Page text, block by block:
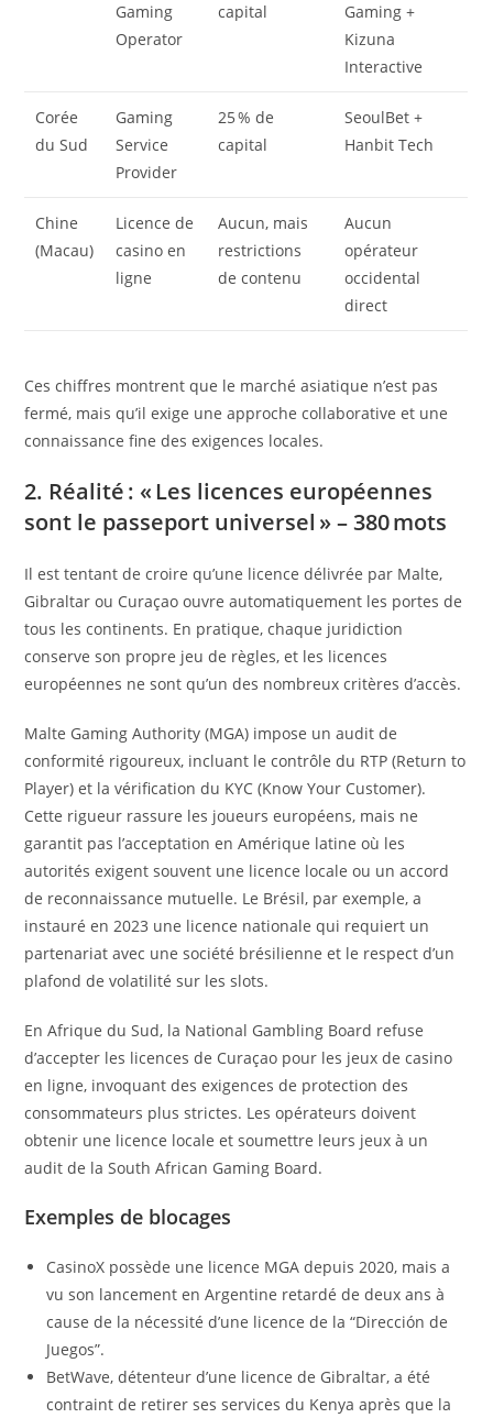
Gaming
Operator
capital
Gaming +
Kizuna
Interactive
Corée
du Sud
Gaming
Service
Provider
25 % de
capital
SeoulBet +
Hanbit Tech
Chine
(Macau)
Licence de
casino en
ligne
Aucun, mais
restrictions
de contenu
Aucun
opérateur
occidental
direct
Ces chiffres montrent que le marché asiatique n’est pas
fermé, mais qu’il exige une approche collaborative et une
connaissance fine des exigences locales.
2. Réalité : « Les licences européennes
sont le passeport universel » – 380 mots
Il est tentant de croire qu’une licence délivrée par Malte,
Gibraltar ou Curaçao ouvre automatiquement les portes de
tous les continents. En pratique, chaque juridiction
conserve son propre jeu de règles, et les licences
européennes ne sont qu’un des nombreux critères d’accès.
Malte Gaming Authority (MGA) impose un audit de
conformité rigoureux, incluant le contrôle du RTP (Return to
Player) et la vérification du KYC (Know Your Customer).
Cette rigueur rassure les joueurs européens, mais ne
garantit pas l’acceptation en Amérique latine où les
autorités exigent souvent une licence locale ou un accord
de reconnaissance mutuelle. Le Brésil, par exemple, a
instauré en 2023 une licence nationale qui requiert un
partenariat avec une société brésilienne et le respect d’un
plafond de volatilité sur les slots.
En Afrique du Sud, la National Gambling Board refuse
d’accepter les licences de Curaçao pour les jeux de casino
en ligne, invoquant des exigences de protection des
consommateurs plus strictes. Les opérateurs doivent
obtenir une licence locale et soumettre leurs jeux à un
audit de la South African Gaming Board.
Exemples de blocages
CasinoX possède une licence MGA depuis 2020, mais a
vu son lancement en Argentine retardé de deux ans à
cause de la nécessité d’une licence de la “Dirección de
Juegos”.
BetWave, détenteur d’une licence de Gibraltar, a été
contraint de retirer ses services du Kenya après que la